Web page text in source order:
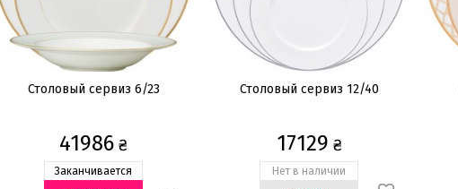
Столовый сервиз 6/23
41986 ₴
Заканчивается
Столовый сервиз 12/40
17129 ₴
Нет в наличии